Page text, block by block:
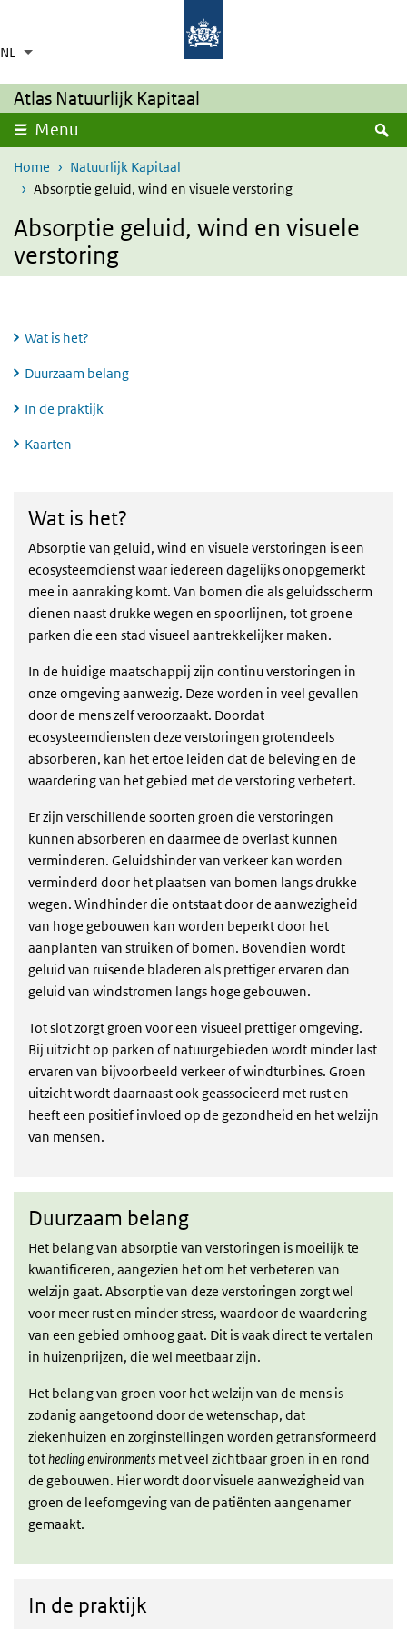
Overslaan en naar de inhoud gaan
NL Taalkeuze
Aanvullende acties weergeven
Ingeklapt
Atlas Natuurlijk Kapitaal
Menu
Home
Natuurlijk Kapitaal
Absorptie geluid, wind en visuele verstoring
Absorptie geluid, wind en visuele
verstoring
Wat is het?
Duurzaam belang
In de praktijk
Kaarten
Wat is het?
Absorptie van geluid, wind en visuele verstoringen is een
ecosysteemdienst waar iedereen dagelijks onopgemerkt
mee in aanraking komt. Van bomen die als geluidsscherm
dienen naast drukke wegen en spoorlijnen, tot groene
parken die een stad visueel aantrekkelijker maken.
In de huidige maatschappij zijn continu verstoringen in
onze omgeving aanwezig. Deze worden in veel gevallen
door de mens zelf veroorzaakt. Doordat
ecosysteemdiensten deze verstoringen grotendeels
absorberen, kan het ertoe leiden dat de beleving en de
waardering van het gebied met de verstoring verbetert.
Er zijn verschillende soorten groen die verstoringen
kunnen absorberen en daarmee de overlast kunnen
verminderen. Geluidshinder van verkeer kan worden
verminderd door het plaatsen van bomen langs drukke
wegen. Windhinder die ontstaat door de aanwezigheid
van hoge gebouwen kan worden beperkt door het
aanplanten van struiken of bomen. Bovendien wordt
geluid van ruisende bladeren als prettiger ervaren dan
geluid van windstromen langs hoge gebouwen.
Tot slot zorgt groen voor een visueel prettiger omgeving.
Bij uitzicht op parken of natuurgebieden wordt minder last
ervaren van bijvoorbeeld verkeer of windturbines. Groen
uitzicht wordt daarnaast ook geassocieerd met rust en
heeft een positief invloed op de gezondheid en het welzijn
van mensen.
Duurzaam belang
Het belang van absorptie van verstoringen is moeilijk te
kwantificeren, aangezien het om het verbeteren van
welzijn gaat. Absorptie van deze verstoringen zorgt wel
voor meer rust en minder stress, waardoor de waardering
van een gebied omhoog gaat. Dit is vaak direct te vertalen
in huizenprijzen, die wel meetbaar zijn.
Het belang van groen voor het welzijn van de mens is
zodanig aangetoond door de wetenschap, dat
ziekenhuizen en zorginstellingen worden getransformeerd
tothealing environments met veel zichtbaar groen in en rond
de gebouwen. Hier wordt door visuele aanwezigheid van
groen de leefomgeving van de patiënten aangenamer
gemaakt.
In de praktijk